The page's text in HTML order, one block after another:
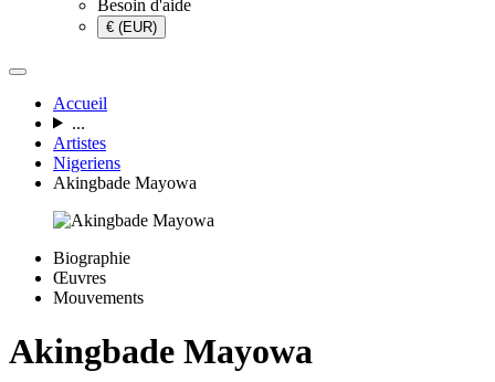
Besoin d'aide
€ (EUR)
Accueil
...
Artistes
Nigeriens
Akingbade Mayowa
Biographie
Œuvres
Mouvements
Akingbade Mayowa